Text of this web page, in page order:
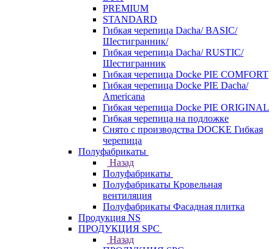
PREMIUM
STANDARD
Гибкая черепица Dacha/ BASIC/
Шестигранник/
Гибкая черепица Dacha/ RUSTIC/
Шестигранник
Гибкая черепица Docke PIE COMFORT
Гибкая черепица Docke PIE Dacha/
Americana
Гибкая черепица Docke PIE ОRIGINАL
Гибкая черепица на подложке
Снято с производства DOCKE Гибкая
черепица
Полуфабрикаты
Назад
Полуфабрикаты
Полуфабрикаты Кровельная
вентиляция
Полуфабрикаты Фасадная плитка
Продукция NS
ПРОДУКЦИЯ SPC
Назад